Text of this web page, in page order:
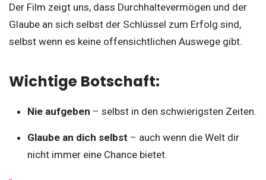
Der Film zeigt uns, dass Durchhaltevermögen und der
Glaube an sich selbst der Schlüssel zum Erfolg sind,
selbst wenn es keine offensichtlichen Auswege gibt.
Wichtige Botschaft:
Nie aufgeben – selbst in den schwierigsten Zeiten.
Glaube an dich selbst – auch wenn die Welt dir
nicht immer eine Chance bietet.